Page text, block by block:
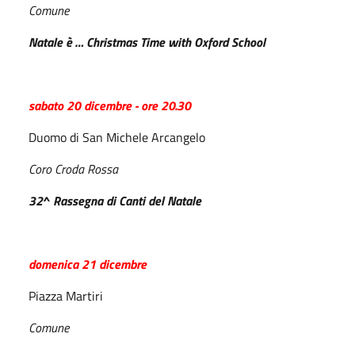
Comune
Natale è … Christmas Time with Oxford School
sabato 20 dicembre - ore 20.30
Duomo di San Michele Arcangelo
Coro Croda Rossa
32^ Rassegna di Canti del Natale
domenica 21 dicembre
Piazza Martiri
Comune